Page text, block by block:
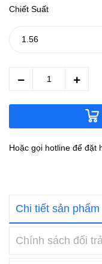
Chiết Suất
Hoặc gọi hotline để đặt
Chi tiết sản phẩm
Chính sách đổi trả